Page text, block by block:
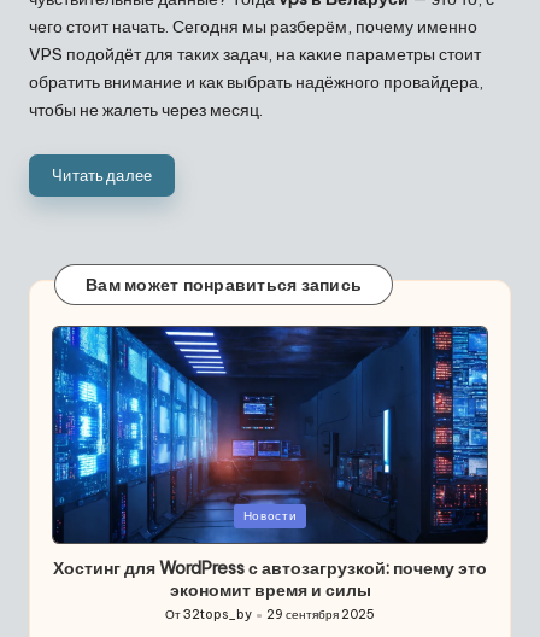
чего стоит начать. Сегодня мы разберём, почему именно
VPS подойдёт для таких задач, на какие параметры стоит
обратить внимание и как выбрать надёжного провайдера,
чтобы не жалеть через месяц.
Читать далее
Вам может понравиться запись
Опубликовано
в
Новости
Хостинг для WordPress с автозагрузкой: почему это
экономит время и силы
Запись
От32tops_by 29 сентября 2025